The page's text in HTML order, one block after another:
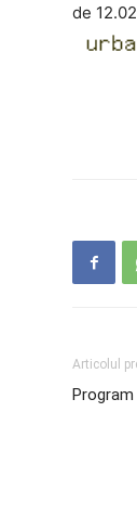
de
Articolul